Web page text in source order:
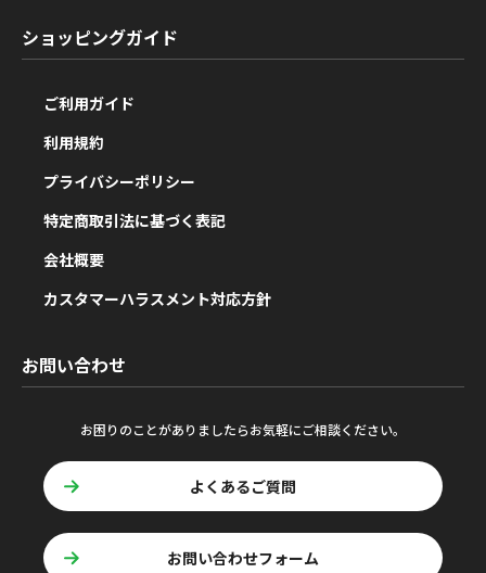
ショッピングガイド
ご利用ガイド
利用規約
プライバシーポリシー
特定商取引法に基づく表記
会社概要
カスタマーハラスメント対応方針
お問い合わせ
お困りのことがありましたらお気軽にご相談ください。
よくあるご質問
お問い合わせフォーム